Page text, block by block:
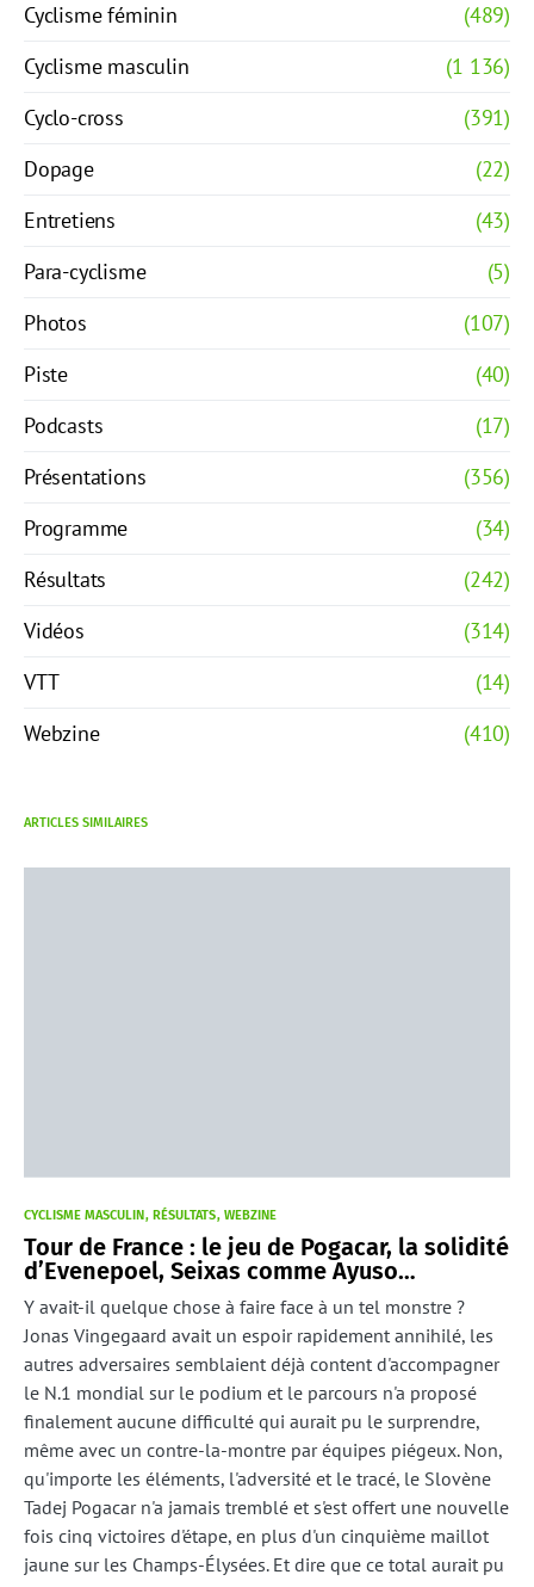
Cyclisme féminin
(489)
Cyclisme masculin
(1 136)
Cyclo-cross
(391)
Dopage
(22)
Entretiens
(43)
Para-cyclisme
(5)
Photos
(107)
Piste
(40)
Podcasts
(17)
Présentations
(356)
Programme
(34)
Résultats
(242)
Vidéos
(314)
VTT
(14)
Webzine
(410)
ARTICLES SIMILAIRES
CYCLISME MASCULIN RÉSULTATS WEBZINE
Tour de France : le jeu de Pogacar, la solidité
d’Evenepoel, Seixas comme Ayuso…
Y avait-il quelque chose à faire face à un tel monstre ?
Jonas Vingegaard avait un espoir rapidement annihilé, les
autres adversaires semblaient déjà content d'accompagner
le N.1 mondial sur le podium et le parcours n'a proposé
finalement aucune difficulté qui aurait pu le surprendre,
même avec un contre-la-montre par équipes piégeux. Non,
qu'importe les éléments, l'adversité et le tracé, le Slovène
Tadej Pogacar n'a jamais tremblé et s'est offert une nouvelle
fois cinq victoires d'étape, en plus d'un cinquième maillot
jaune sur les Champs-Élysées. Et dire que ce total aurait pu